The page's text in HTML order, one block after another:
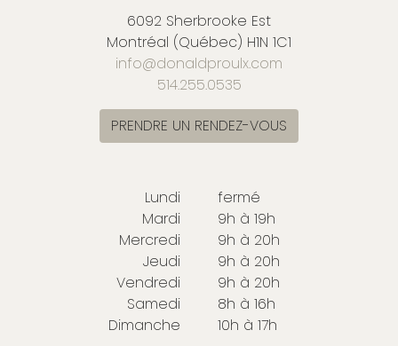
6092 Sherbrooke Est
Montréal (Québec) H1N 1C1
info@donaldproulx.com
514.255.0535
PRENDRE UN RENDEZ-VOUS
Lundi
fermé
Mardi
9h à 19h
Mercredi
9h à 20h
Jeudi
9h à 20h
Vendredi
9h à 20h
Samedi
8h à 16h
Dimanche
10h à 17h